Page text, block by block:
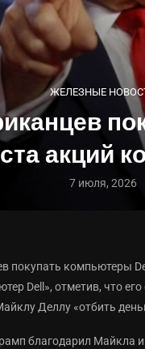
ЖЕЛЕЗНЫЕ
акций
7 июля, 2026
покупать компьютеры
Dell», отметив, что
Деллу «отбить
благодарил Майкла